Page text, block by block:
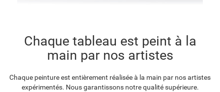
€ 100.64
Chaque tableau est peint à la
main par nos artistes
Chaque peinture est entièrement réalisée à la main par nos artistes
expérimentés. Nous garantissons notre qualité supérieure.